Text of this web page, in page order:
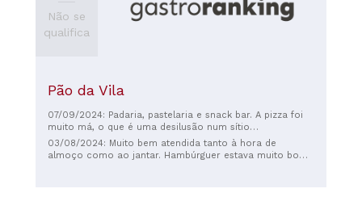
Não se
qualifica
Pão da Vila
07/09/2024: Padaria, pastelaria e snack bar. A pizza foi
muito má, o que é uma desilusão num sítio
especializado em pão. A sopa estava boa, mas veio fria.
Bons ovos rotos. Boas queijadas
03/08/2024: Muito bem atendida tanto à hora de
almoço como ao jantar. Hambúrguer estava muito bom